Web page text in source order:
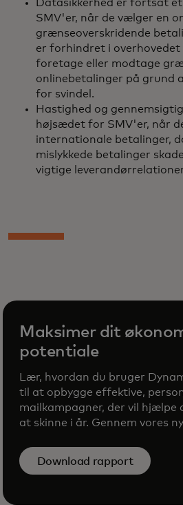
Datasikkerhed er fortsat
SMV'er, når de vælger en
grænseoverskridende
er forhindret i
foretage eller modtage
onlinebetalinger på grund
for svindel.
Hastighed og
højsædet for SMV'er, når
internationale betalinger,
mislykkede betalinger
vigtige
Maksimer dit
potentiale
Lær, hvordan du bruger
til at opbygge effektive,
mailkampagner, der vil hjælpe
at skinne i år. Gennem vores
Download rapport